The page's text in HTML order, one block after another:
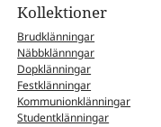
Kollektioner
Brudklänningar
Näbbklännngar
Dopklänningar
Festklänningar
Kommunionklänningar
Studentklänningar